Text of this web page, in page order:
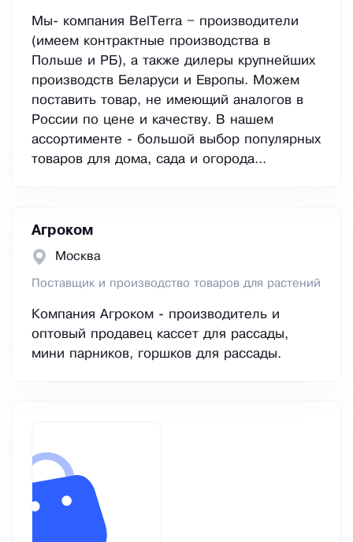
Мы- компания BelTerra – производители
(имеем контрактные производства в
Польше и РБ), а также дилеры крупнейших
производств Беларуси и Европы. Можем
поставить товар, не имеющий аналогов в
России по цене и качеству. В нашем
ассортименте - большой выбор популярных
товаров для дома, сада и огорода...
Агроком
Москва
Поставщик и производство товаров для растений
Компания Агроком - производитель и
оптовый продавец кассет для рассады,
мини парников, горшков для рассады.